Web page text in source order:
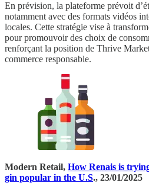
En prévision, la plateforme prévoit
notamment avec des formats vidéos
locales. Cette stratégie vise à
pour promouvoir des choix de
renforçant la position de Thrive
commerce responsable.
Modern Retail, How Renais is
gin popular in the U.S., 23/01/2025